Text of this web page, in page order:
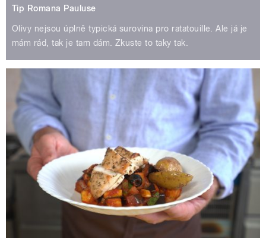
Tip Romana Pauluse
Olivy nejsou úplně typická surovina pro ratatouille. Ale já je
mám rád, tak je tam dám. Zkuste to taky tak.